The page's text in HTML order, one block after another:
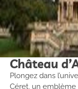
Château
Plongez dans
Céret, un emblème